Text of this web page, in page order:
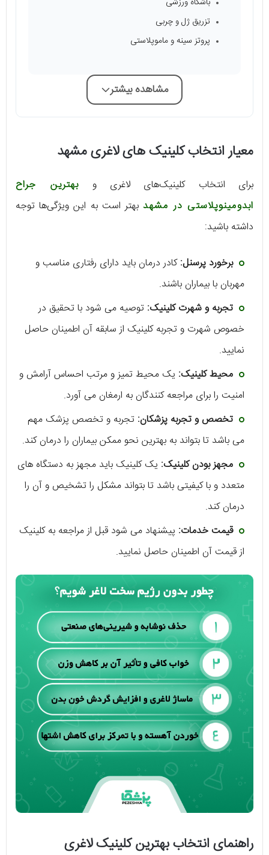
تزریق ژل و چربی
پروتز سینه و ماموپلاستی
مشاهده بیشتر
معیار انتخاب کلینیک های لاغری مشهد
برای انتخاب کلینیک‌های لاغری و بهترین جراح
ابدومینوپلاستی در مشهدبهتر است به این ویژگی‌ها توجه
داشته باشید:
برخورد پرسنل:کادر درمان باید دارای رفتاری مناسب و
مهربان با بیماران باشند.
تجربه و شهرت کلینیک: توصیه می شود با تحقیق در
خصوص شهرت و تجربه کلینیک از سابقه آن اطمینان حاصل
نمایید.
محیط کلینیک: یک محیط تمیز و مرتب احساس آرامش و
امنیت را برای مراجعه کنندگان به ارمغان می آورد.
تخصص و تجربه پزشکان: تجربه و تخصص پزشک مهم
می باشد تا بتواند به بهترین نحو ممکن بیماران را درمان کند.
مجهز بودن کلینیک: یک کلینیک باید مجهز به دستگاه های
متعدد و با کیفیتی باشد تا بتواند مشکل را تشخیص و آن را
درمان کند.
قیمت خدمات: پیشنهاد می شود قبل از مراجعه به کلینیک
از قیمت آن اطمینان حاصل نمایید.
راهنمای انتخاب بهترین کلینیک لاغری